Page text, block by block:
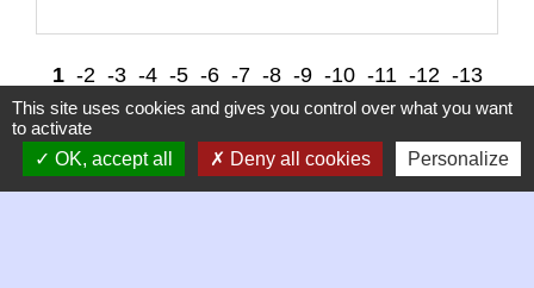
1 -2 -3 -4 -5 -6 -7 -8 -9 -10 -11 -12 -13
-14 -15 -16 -17 -18 -19 -20 -21 -22 -23
-24 -25 -26 -27 -28 -29 -30
This site uses cookies and gives you control over what you want
to activate
OK, accept all
Deny all cookies Personalize